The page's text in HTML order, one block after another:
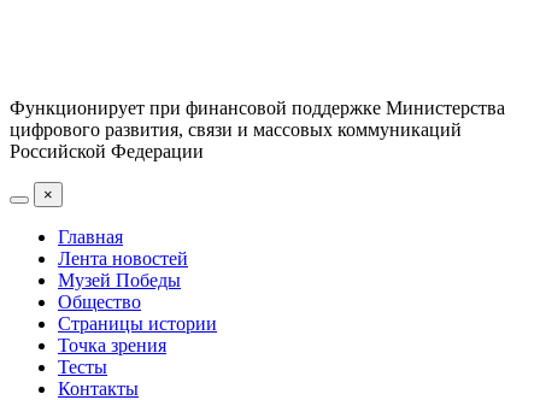
Функционирует при финансовой поддержке Министерства
цифрового развития, связи и массовых коммуникаций
Российской Федерации
×
Главная
Лента новостей
Музей Победы
Общество
Страницы истории
Точка зрения
Тесты
Контакты